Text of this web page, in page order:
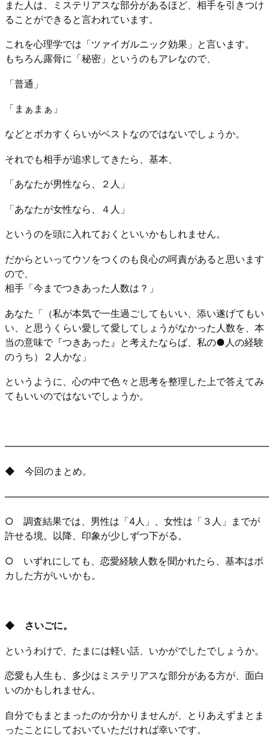
また人は、ミステリアスな部分があるほど、相手を引きつけ
ることができると言われています。
これを心理学では「ツァイガルニック効果」と言います。
もちろん露骨に「秘密」というのもアレなので、
「普通」
「まぁまぁ」
などとボカすくらいがベストなのではないでしょうか。
それでも相手が追求してきたら、基本、
「あなたが男性なら、２人」
「あなたが女性なら、４人」
というのを頭に入れておくといいかもしれません。
だからといってウソをつくのも良心の呵責があると思います
ので、
相手「今までつきあった人数は？」
あなた「（私が本気で一生過ごしてもいい、添い遂げてもい
い、と思うくらい愛して愛してしょうがなかった人数を、本
当の意味で『つきあった』と考えたならば、私の●人の経験
のうち）２人かな」
というように、心の中で色々と思考を整理した上で答えてみ
てもいいのではないでしょうか。
◆ 今回のまとめ。
○ 調査結果では、男性は「4人」、女性は「３人」までが
許せる境。以降、印象が少しずつ下がる。
○ いずれにしても、恋愛経験人数を聞かれたら、基本はボ
カした方がいいかも。
◆ さいごに。
というわけで、たまには軽い話、いかがでしたでしょうか。
恋愛も人生も、多少はミステリアスな部分がある方が、面白
いのかもしれません。
自分でもまとまったのか分かりませんが、とりあえずまとま
ったことにしておいていただければ幸いです。